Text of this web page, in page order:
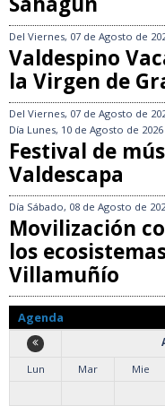
Del Viernes, 07 de Agosto de
Valdespino
la Virgen de
Del Viernes, 07 de Agosto de
Día Lunes, 10 de Agosto de 2026
Festival de
Valdescapa
Día Sábado, 08 de Agosto de
Movilización
los
Villamuñío
Agenda
Lun
Mar Mie